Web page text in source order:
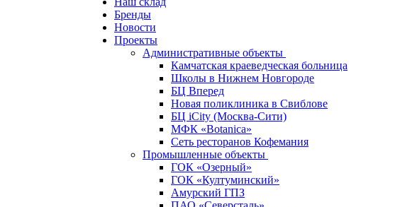
Бренды
Новости
Проекты
Административные объекты
Камчатская краеведческая больница
Школы в Нижнем Новгороде
БЦ Вперед
Новая поликлиника в Свиблове
БЦ iCity (Москва-Сити)
МФК «Botanica»
Сеть ресторанов Кофемания
Промышленные объекты
ГОК «Озерный»
ГОК «Култуминский»
Амурский ГПЗ